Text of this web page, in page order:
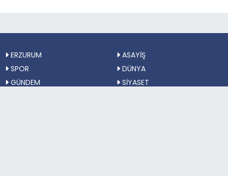
ERZURUM
ASAYİŞ
SPOR
DÜNYA
GÜNDEM
SİYASET